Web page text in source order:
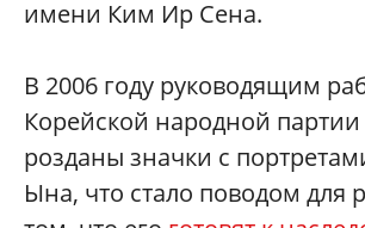
имени Ким Ир Сена.
В 2006 году руководящим
Корейской народной
розданы значки с
Ына, что стало поводом для